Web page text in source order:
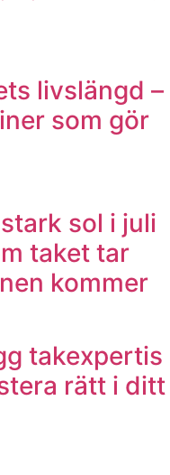
livslängd –
som gör
sol i juli
taket tar
kommer
takexpertis
rätt i ditt